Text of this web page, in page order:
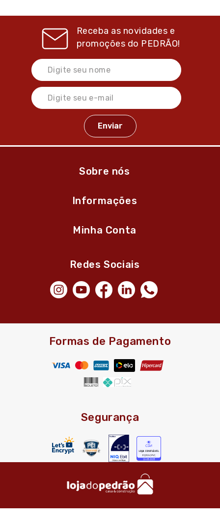
Receba as novidades e
promoções do PEDRÃO!
Sobre nós
Informações
Minha Conta
Redes Sociais
Formas de Pagamento
Segurança